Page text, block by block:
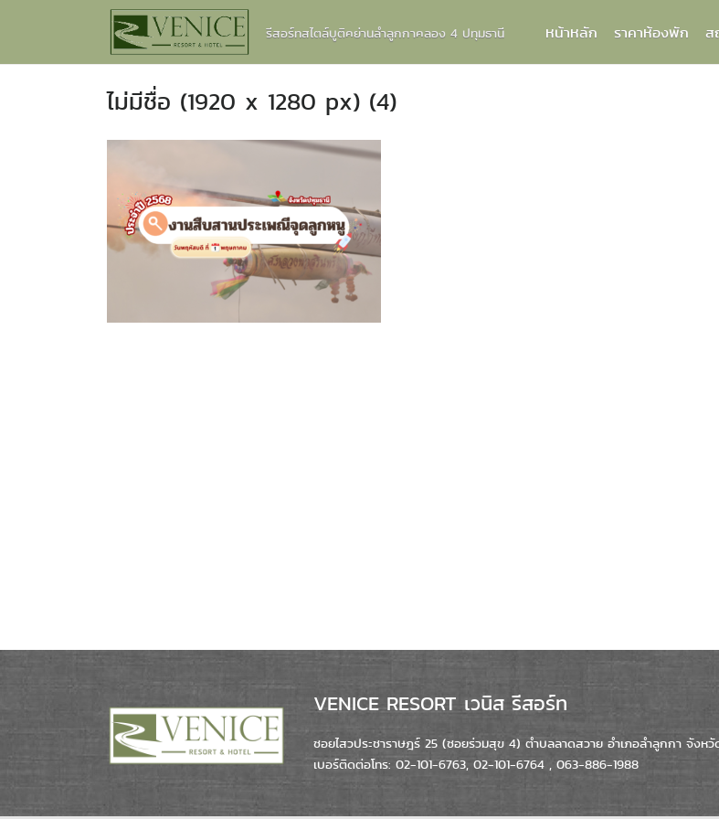
รีสอร์ทสไตล์บูติคย่านลำลูกกาคลอง 4 ปทุมธานี หน้าหลัก ราคาห้องพัก ส
ไม่มีชื่อ (1920 x 1280 px) (4)
VENICE RESORT เวนิส รีสอร์ท
ซอยไสวประชาราษฎร์ 25 (ซอยร่วมสุข 4) ตำบลลาดสวาย อำเภอลำลูกกา จังห
เบอร์ติดต่อโทร: 02-101-6763, 02-101-6764 , 063-886-1988